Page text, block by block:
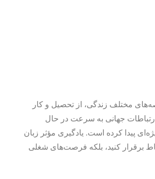
مختلف زندگی، از تحصیل و کار
جهانی به سرعت در حال
پیدا کرده است. یادگیری مؤثر زبان
برقرار کنید، بلکه فرصت‌های شغلی